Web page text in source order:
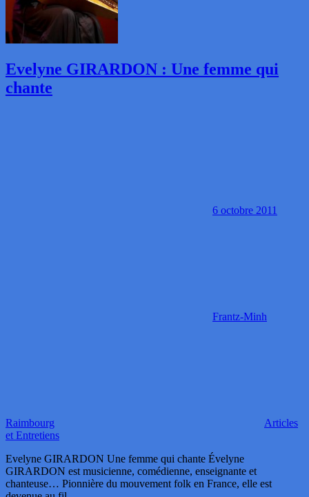
Evelyne GIRARDON : Une femme qui
chante
6 octobre 2011
Frantz-Minh
Raimbourg
Articles
et Entretiens
Evelyne GIRARDON Une femme qui chante Évelyne
GIRARDON est musicienne, comédienne, enseignante et
chanteuse… Pionnière du mouvement folk en France, elle est